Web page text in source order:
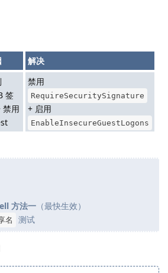
解决
签
禁用
禁用
RequireSecuritySignature
+ 启用
EnableInsecureGuestLogons
方法一 （最快生效）
名 测试